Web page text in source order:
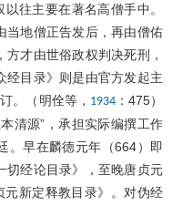
往主要在著名高僧手中。
当地僧正告发后，再由僧佑
才由世俗政权判决死刑，
经目录》则是由官方发起主
。（明佺等， 1934：475）
清源”，承担实际编撰工作
。早在麟德元年（664）即
切经论目录》，至晚唐贞元
新定释教目录》。对伪经